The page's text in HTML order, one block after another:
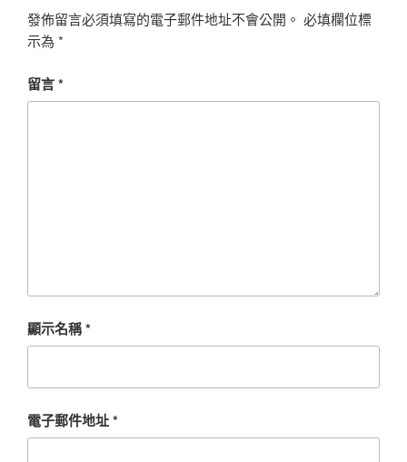
發佈留言必須填寫的電子郵件地址不會公開。 必填欄位標
示為 *
留言*
顯示名稱*
電子郵件地址*